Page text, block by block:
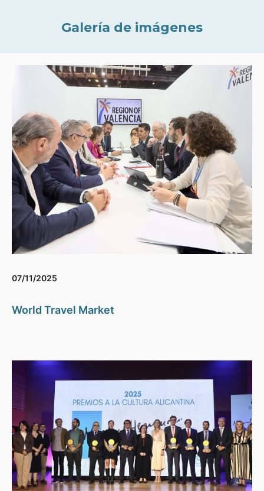
Galería de imágenes
07/11/2025
World Travel Market